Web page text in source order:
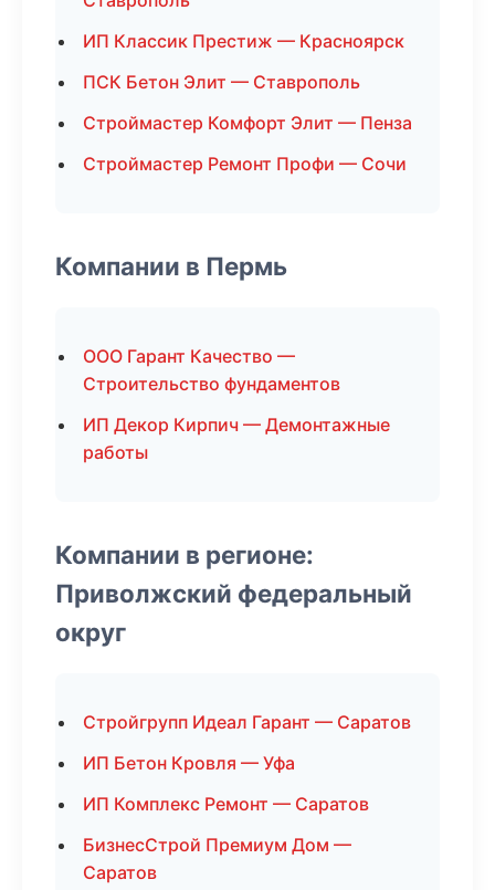
ИП Классик Престиж — Красноярск
ПСК Бетон Элит — Ставрополь
Строймастер Комфорт Элит — Пенза
Строймастер Ремонт Профи — Сочи
Компании в Пермь
ООО Гарант Качество —
Строительство фундаментов
ИП Декор Кирпич — Демонтажные
работы
Компании в регионе:
Приволжский федеральный
округ
Стройгрупп Идеал Гарант — Саратов
ИП Бетон Кровля — Уфа
ИП Комплекс Ремонт — Саратов
БизнесСтрой Премиум Дом —
Саратов